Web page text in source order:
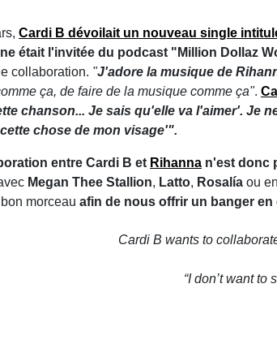
Cardi B dévoilait un nouveau single
était l'invitée du podcast "Million Dollaz
collaboration. "J'adore la musique de
ça, de faire de la musique comme ça".
chanson... Je sais qu'elle va l'aimer'. Je
chose de mon visage'".
entre Cardi B et Rihanna n'est donc
Megan Thee Stallion, Latto, Rosalía ou
morceau afin de nous offrir un banger en
Cardi B wants to
“I don’t want to